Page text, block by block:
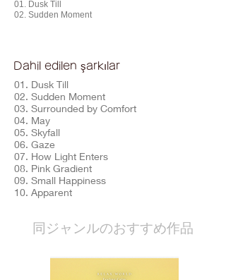
01. Dusk Till
02. Sudden Moment
Dahil edilen şarkılar
01. Dusk Till
02. Sudden Moment
03. Surrounded by Comfort
04. May
05. Skyfall
06. Gaze
07. How Light Enters
08. Pink Gradient
09. Small Happiness
10. Apparent
​同ジャンルのおすすめ作品